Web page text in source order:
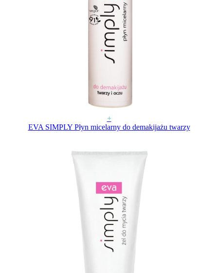
+
EVA SIMPLY Płyn micelarny do demakijażu twarzy